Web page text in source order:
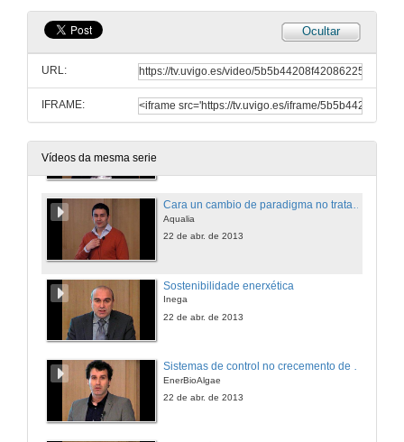
Ocultar
URL:
IFRAME:
Vídeos da mesma serie
Aproveitamento enerxético de biomasa en recursos hídricos degradados ricos en microalgas
EnerBioAlgae
22 de abr. de 2013
Asistencia Técnica: Método Estudios Consultores
Cara un cambio de paradigma no tratamento de augas residuais
Aqualia
22 de abr. de 2013
Sostenibilidade enerxética
Inega
22 de abr. de 2013
Sistemas de control no crecemento de microalgas
EnerBioAlgae
22 de abr. de 2013